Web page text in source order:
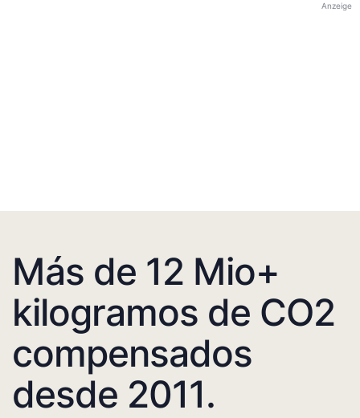
Anzeige
Más de 12 Mio+
kilogramos de CO2
compensados
desde 2011.